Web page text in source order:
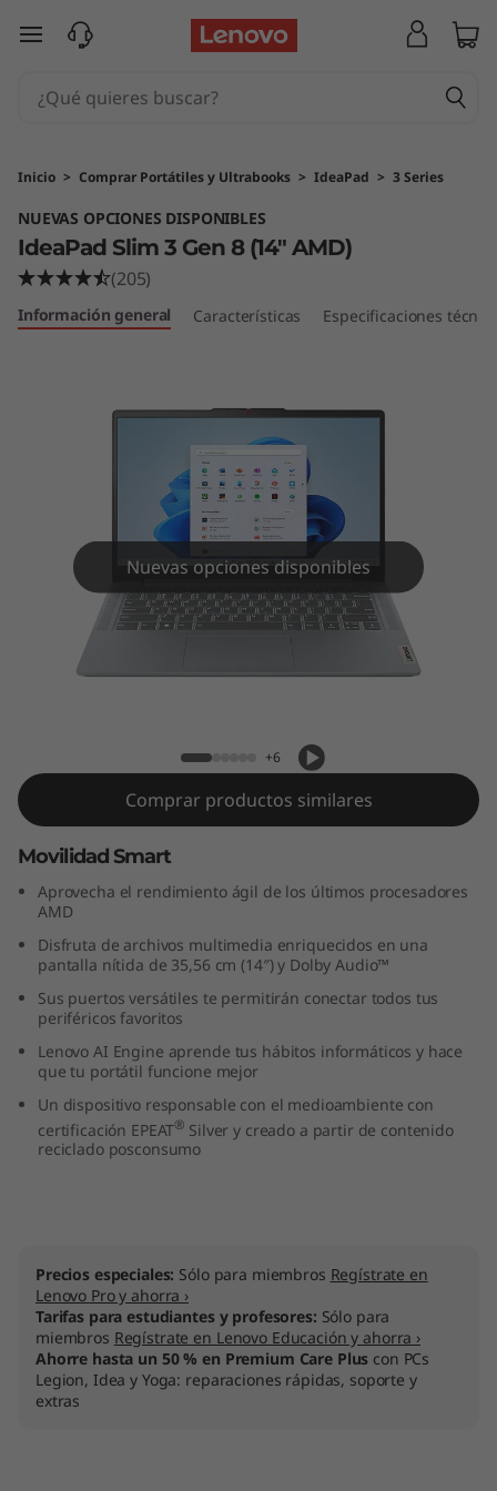
a
P
a
d
8
1
4
D
Ir al contenido principal
Inicio > Comprar Portátiles y Ultrabooks > IdeaPad > 3 Series
NUEVAS OPCIONES DISPONIBLES
IdeaPad Slim 3 Gen 8 (14" AMD)
(205)
Información general Características Especificaciones
Nuevas opciones disponibles
+6
Comprar productos similares
Movilidad Smart
Aprovecha el rendimiento ágil de los últimos procesadores
AMD
Disfruta de archivos multimedia enriquecidos en una
pantalla nítida de 35,56 cm (14″) y Dolby Audio™
Sus puertos versátiles te permitirán conectar todos tus
periféricos favoritos
Lenovo AI Engine aprende tus hábitos informáticos y hace
que tu portátil funcione mejor
Un dispositivo responsable con el medioambiente con
certificación EPEAT® Silver y creado a partir de contenido
reciclado posconsumo
Precios especiales: Sólo para miembros Regístrate en
Lenovo Pro y ahorra ›
Tarifas para estudiantes y profesores: Sólo para
miembros Regístrate en Lenovo Educación y ahorra ›
Ahorre hasta un 50 % en Premium Care Plus con PCs
Legion, Idea y Yoga: reparaciones rápidas, soporte y
extras